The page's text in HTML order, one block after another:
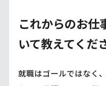
これからのお仕
いて教えてくだ
就職はゴールではなく